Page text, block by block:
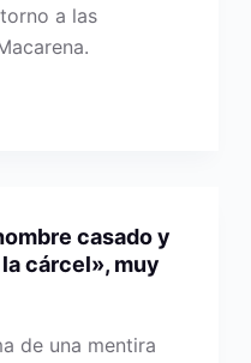
a las
casado y
cárcel», muy
de una mentira